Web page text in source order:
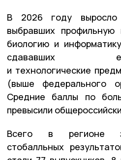
В 2026 году выросло
выбравших профильную
биологию и
сдававших
и технологические
(выше федерального
Средние баллы по
превысили
Всего в регионе
стобалльных